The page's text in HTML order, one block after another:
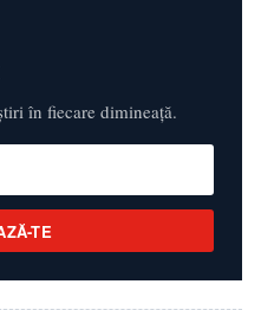
în fiecare dimineață.
TE